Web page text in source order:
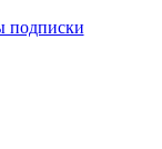
подписки